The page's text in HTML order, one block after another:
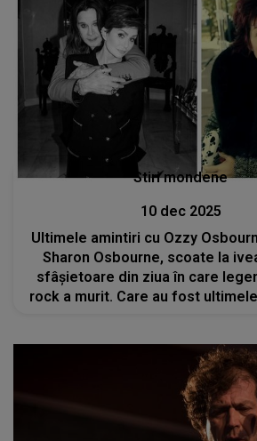
Stiri mondene
10 dec 2025
Ultimele amintiri cu Ozzy
Sharon Osbourne, scoate la
sfâșietoare din ziua în care
rock a murit. Care au fost ultimele